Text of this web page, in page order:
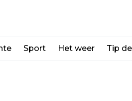
Sport Het weer Tip